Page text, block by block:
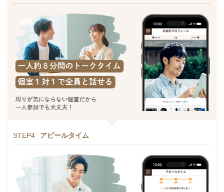
STEP4 アピールタイム